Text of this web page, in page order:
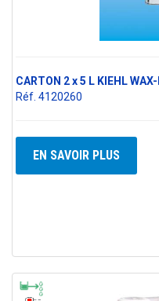
CARTON 2 x 5 L KIEHL
Réf. 4120260
EN SAVOIR PLUS